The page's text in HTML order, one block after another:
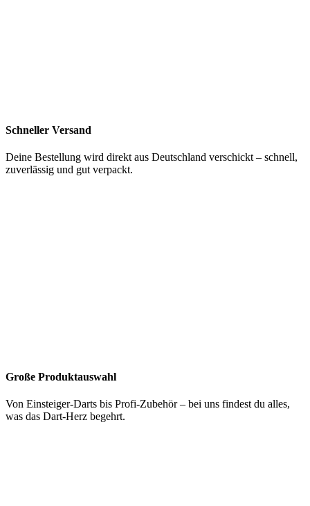
Schneller Versand
Deine Bestellung wird direkt aus Deutschland verschickt – schnell,
zuverlässig und gut verpackt.
Große Produktauswahl
Von Einsteiger-Darts bis Profi-Zubehör – bei uns findest du alles,
was das Dart-Herz begehrt.